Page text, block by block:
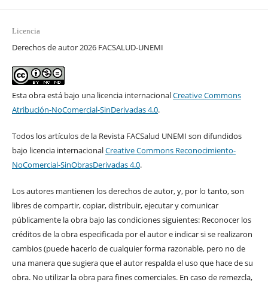
Licencia
Derechos de autor 2026 FACSALUD-UNEMI
Esta obra está bajo una licencia internacionalCreative Commons
Atribución-NoComercial-SinDerivadas 4.0.
Todos los artículos de la Revista FACSalud UNEMI son difundidos
bajo licencia internacionalCreative Commons Reconocimiento-
NoComercial-SinObrasDerivadas 4.0.
Los autores mantienen los derechos de autor, y, por lo tanto, son
libres de compartir, copiar, distribuir, ejecutar y comunicar
públicamente la obra bajo las condiciones siguientes: Reconocer los
créditos de la obra especificada por el autor e indicar si se realizaron
cambios (puede hacerlo de cualquier forma razonable, pero no de
una manera que sugiera que el autor respalda el uso que hace de su
obra. No utilizar la obra para fines comerciales. En caso de remezcla,